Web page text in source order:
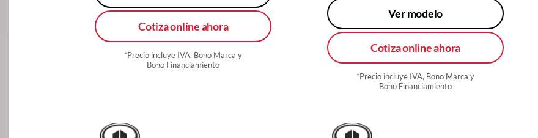
Cotiza online ahora
*Precio incluye IVA, Bono Marca y
Bono Financiamiento
Ver modelo
Cotiza online ahora
*Precio incluye IVA, Bono Marca y
Bono Financiamiento